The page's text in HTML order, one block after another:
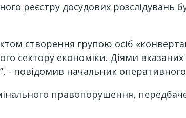
реєстру досудових розслідувань
створення групою осіб
сектору економіки. Діями
- повідомив начальник
правопорушення,